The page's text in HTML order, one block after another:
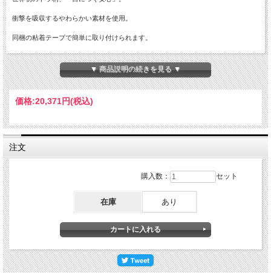
衝撃を吸収するやわらかい素材を使用。
同梱の粘着テープで簡単に取り付けられます。
粘着テープをはがした後のノリ残りは市販のシール剥がし液でお取りください。
材質・・・NBR
用途・・・工場や駐車場の安全対策。注意喚起と衝撃吸収に！
▼ 商品説明の続きを見る ▼
価格:20,371円(税込)
注文
購入数： セット
在庫 あり